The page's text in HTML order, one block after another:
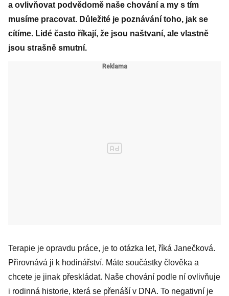
a ovlivňovat podvědomě naše chování a my s tím
musíme pracovat. Důležité je poznávání toho, jak se
cítíme. Lidé často říkají, že jsou naštvaní, ale vlastně
jsou strašně smutní.
Terapie je opravdu práce, je to otázka let, říká Janečková.
Přirovnává ji k hodinářství. Máte součástky člověka a
chcete je jinak přeskládat. Naše chování podle ní ovlivňuje
i rodinná historie, která se přenáší v DNA. To negativní je